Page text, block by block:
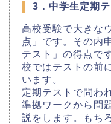
3．中学生定期
高校受験で大きな
点」です。その内
テスト」の得点で
校ではテストの前
います。
定期テストで問わ
準拠ワークから問
説をします。もち